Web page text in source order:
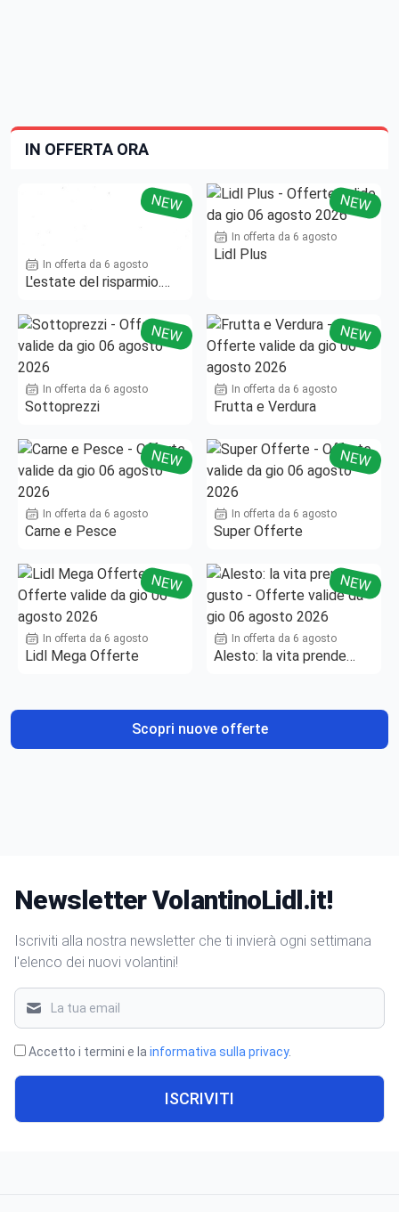
IN OFFERTA ORA
NEW
In offerta da 6 agosto
L'estate del risparmio.
NEW
In offerta da 6 agosto
Lidl Plus
NEW
In offerta da 6 agosto
Sottoprezzi
NEW
In offerta da 6 agosto
Frutta e Verdura
NEW
In offerta da 6 agosto
Carne e Pesce
NEW
In offerta da 6 agosto
Super Offerte
NEW
In offerta da 6 agosto
Lidl Mega Offerte
NEW
In offerta da 6 agosto
Alesto: la vita prende
Scopri nuove offerte
Newsletter VolantinoLidl.it!
Iscriviti alla nostra newsletter che ti invierà ogni settimana
l'elenco dei nuovi volantini!
Accetto i termini e la informativa sulla privacy.
ISCRIVITI